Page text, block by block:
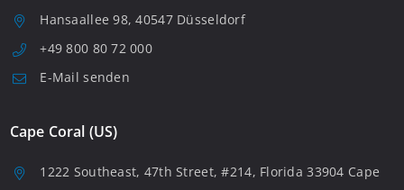
Hansaallee 98, 40547 Düsseldorf
+49 800 80 72 000
E-Mail senden
Cape Coral (US)
1222 Southeast, 47th Street, #214, Florida 33904 Cape